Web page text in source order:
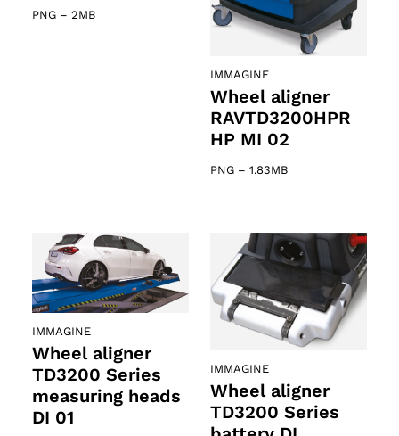
PNG – 2MB
IMMAGINE
Wheel aligner
RAVTD3200HPR
HP MI 02
PNG – 1.83MB
IMMAGINE
Wheel aligner
TD3200 Series
measuring heads
DI 01
IMMAGINE
Wheel aligner
TD3200 Series